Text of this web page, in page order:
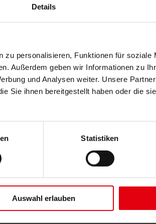
Details
zu personalisieren, Funktionen für soziale
Außerdem geben wir Informationen zu
und Analysen weiter. Unsere
Sie ihnen bereitgestellt haben oder die
Statistiken
Auswahl erlauben
von ganzem Herzen dem Thema Human
kennen!
hat mich die Arbeit mit Menschen
Belangen begleiten. Unser
Innovationsmöglichkeiten sowie
Teams und Mitarbeiter:innen sowie